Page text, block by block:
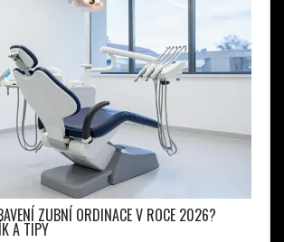
ZUBNÍ ORDINACE V ROCE 2026?
A TIPY